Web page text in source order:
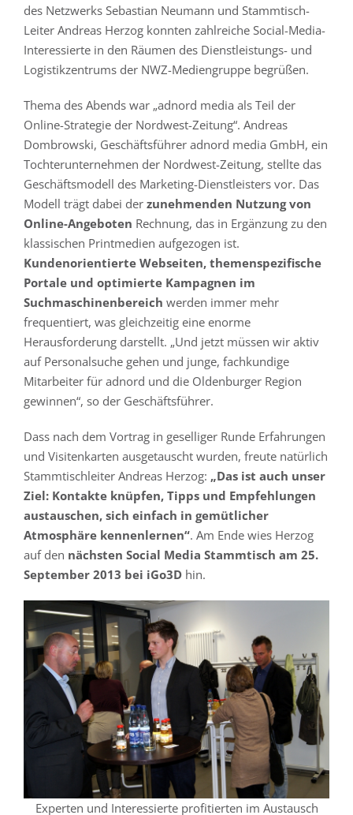
des Netzwerks Sebastian Neumann und Stammtisch-
Leiter Andreas Herzog konnten zahlreiche Social-Media-
Interessierte in den Räumen des Dienstleistungs- und
Logistikzentrums der NWZ-Mediengruppe begrüßen.
Thema des Abends war „adnord media als Teil der
Online-Strategie der Nordwest-Zeitung“. Andreas
Dombrowski, Geschäftsführer adnord media GmbH, ein
Tochterunternehmen der Nordwest-Zeitung, stellte das
Geschäftsmodell des Marketing-Dienstleisters vor. Das
Modell trägt dabei der zunehmenden Nutzung von
Online-Angeboten Rechnung, das in Ergänzung zu den
klassischen Printmedien aufgezogen ist.
Kundenorientierte Webseiten, themenspezifische
Portale und optimierte Kampagnen im
Suchmaschinenbereich werden immer mehr
frequentiert, was gleichzeitig eine enorme
Herausforderung darstellt. „Und jetzt müssen wir aktiv
auf Personalsuche gehen und junge, fachkundige
Mitarbeiter für adnord und die Oldenburger Region
gewinnen“, so der Geschäftsführer.
Dass nach dem Vortrag in geselliger Runde Erfahrungen
und Visitenkarten ausgetauscht wurden, freute natürlich
Stammtischleiter Andreas Herzog: „Das ist auch unser
Ziel: Kontakte knüpfen, Tipps und Empfehlungen
austauschen, sich einfach in gemütlicher
Atmosphäre kennenlernen“. Am Ende wies Herzog
auf den nächsten Social Media Stammtisch am 25.
September 2013 bei iGo3D hin.
Experten und Interessierte profitierten im Austausch